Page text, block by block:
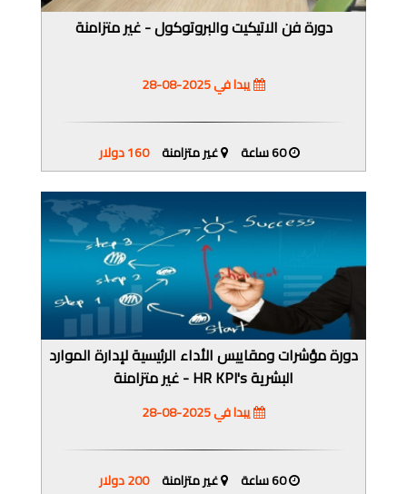
دورة فن الاتيكيت والبروتوكول - غير متزامنة
يبدا في 2025-08-28
60 ساعة غير متزامنة 160 دولار
دورة مؤشرات ومقاييس الأداء الرئيسية لإدارة الموارد
البشرية HR KPI's - غير متزامنة
يبدا في 2025-08-28
60 ساعة غير متزامنة 200 دولار